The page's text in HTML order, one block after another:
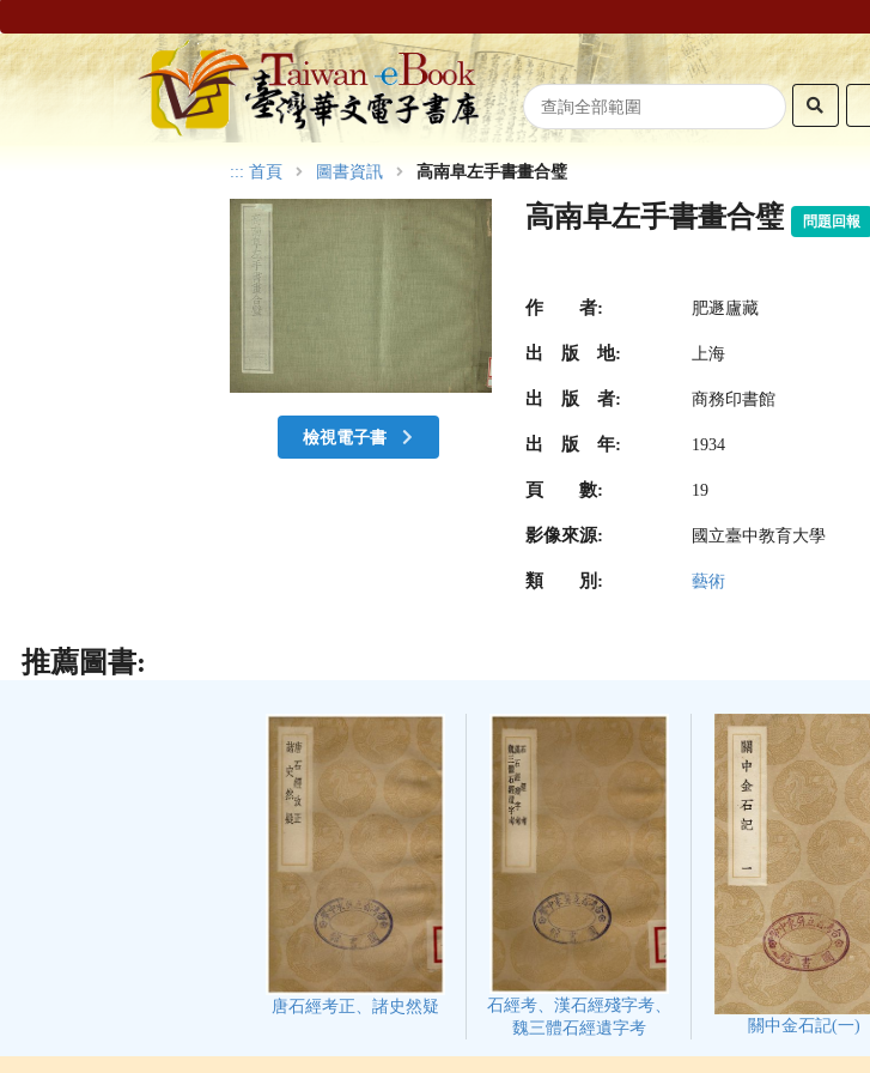
::: 首頁 圖書資訊 高南阜左手書畫合璧
檢視電子書
高南阜左手書畫合璧 問題回報
作 者: 肥遯廬藏
出 版 地: 上海
出 版 者: 商務印書館
出 版 年: 1934
頁 數: 19
影像來源: 國立臺中教育大學
類 別: 藝術
推薦圖書:
唐石經考正、諸史然疑
石經考、漢石經殘字考、
魏三體石經遺字考
關中金石記(一)